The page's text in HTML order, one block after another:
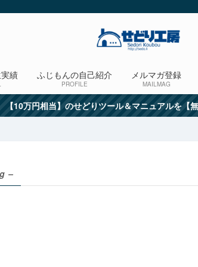
績 ふじもんの自己紹介
PROFILE
メルマガ登録
MAILMAG
【10万円相当】のせどりツール＆マニュアルを【
–